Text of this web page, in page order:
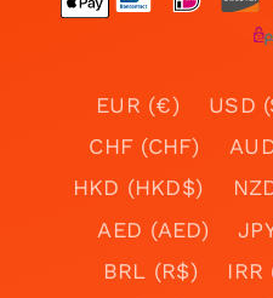
EUR (€) USD
CHF (CHF)
HKD (HKD$)
AED (AED)
BRL (R$)